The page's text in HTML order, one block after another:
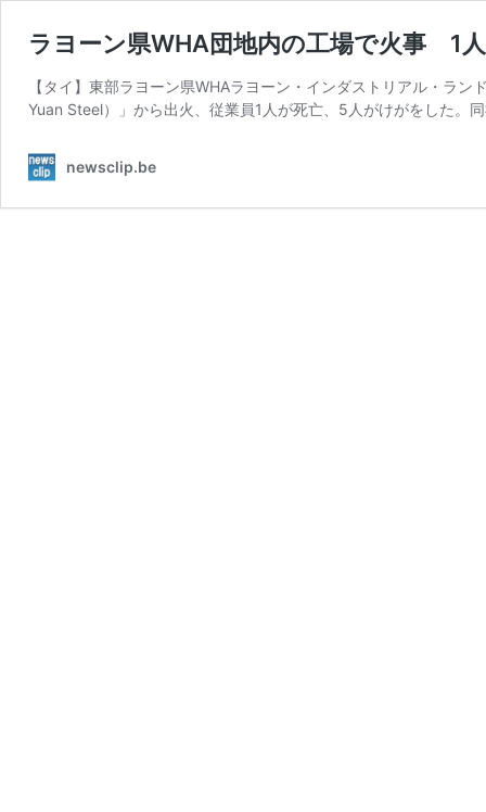
ラヨーン県WHA団地内の工場で火事 1
【タイ】東部ラヨーン県WHAラヨーン・インダストリアル・ラ
Yuan Steel）」から出火、従業員1人が死亡、5人がけがをした。
newsclip.be